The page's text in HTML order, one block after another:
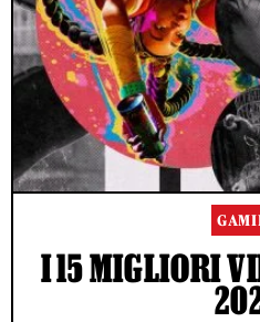
I 15 MIGLIORI